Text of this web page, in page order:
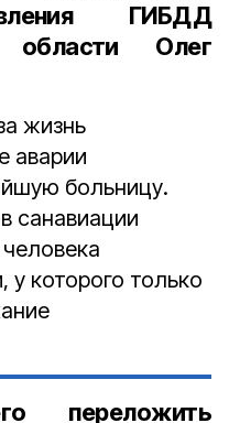
ГИБДД
области Олег
жизнь
аварии
больницу.
санавиации
которого только
переложить